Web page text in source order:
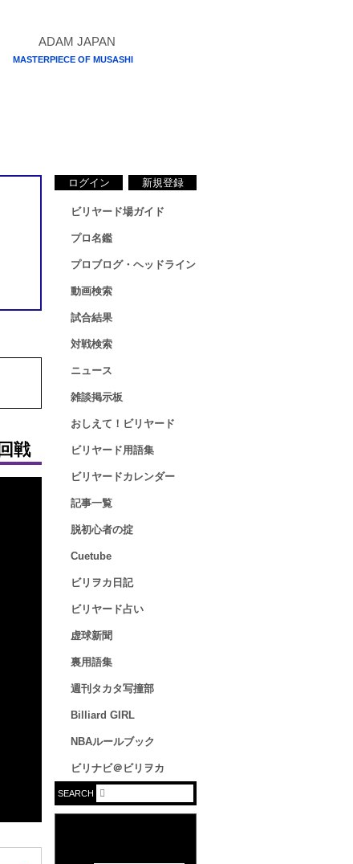
MASTERPIECE OF MUSASHI
戦
ログイン 新規登録
ビリヤード場ガイド
プロ名鑑
プロブログ・ヘッドライン
動画検索
試合結果
対戦検索
ニュース
雑談掲示板
おしえて！ビリヤード
ビリヤード用語集
ビリヤードカレンダー
記事一覧
脱初心者の掟
Cuetube
ビリヲカ日記
ビリヤード占い
虚球新聞
裏用語集
週刊タカタ写撞部
Billiard GIRL
NBAルールブック
ビリナビ＠ビリヲカ
SEARCH